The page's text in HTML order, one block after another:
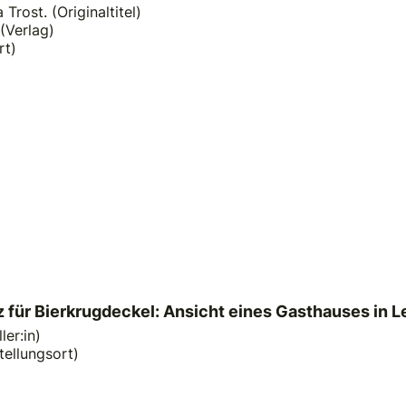
Trost. (Originaltitel)
für Bierkrugdeckel: Ansicht eines Gasthauses in